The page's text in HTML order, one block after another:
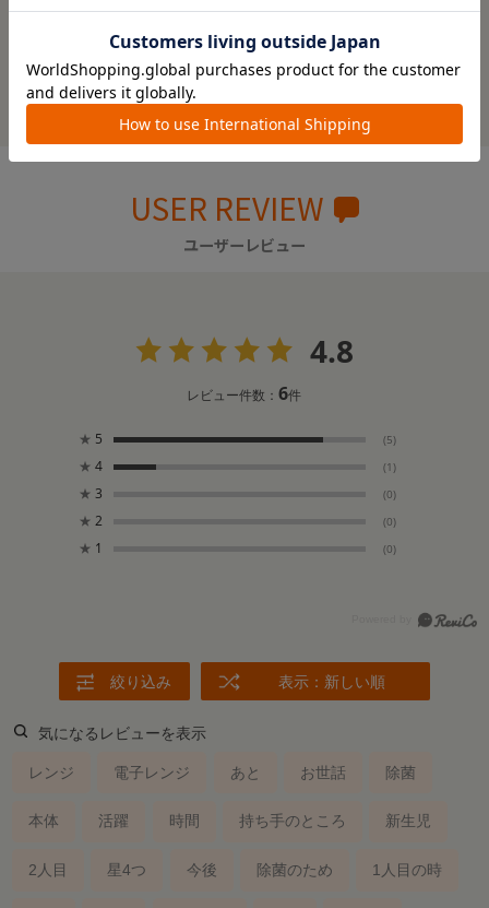
いのも、産後の私には助かるポイントでした♪
表示：新しい順
USER REVIEW
ユーザーレビュー
4.8
レビュー件数：6件
★ 5 (5)
★ 4 (1)
★ 3 (0)
★ 2 (0)
★ 1 (0)
絞り込み 表示：新しい順
気になるレビューを表示
レンジ 電子レンジ あと お世話 除菌
本体 活躍 時間 持ち手のところ 新生児
2人目 星4つ 今後 除菌のため 1人目の時